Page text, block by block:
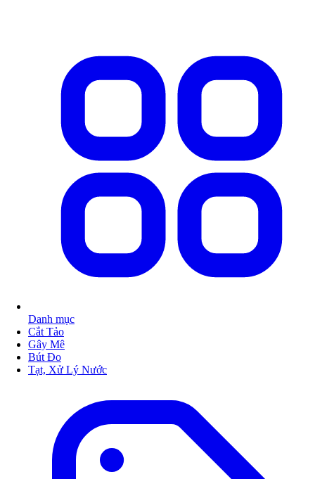
Danh mục
Cắt Tảo
Gây Mê
Bút Đo
Tạt, Xử Lý Nước